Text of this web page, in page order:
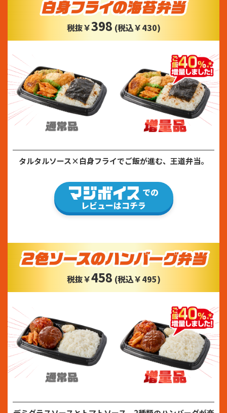
税抜￥398 (税込￥430)
タルタルソース×白身フライでご飯が進む、王道弁当。
での
レビューはコチラ
税抜￥458 (税込￥495)